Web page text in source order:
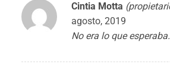
Cintia Motta
agosto, 2019
No era lo que esperaba.